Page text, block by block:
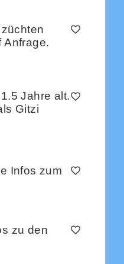
Anfrage.
Jahre alt.
Gitzi
Infos zum
zu den